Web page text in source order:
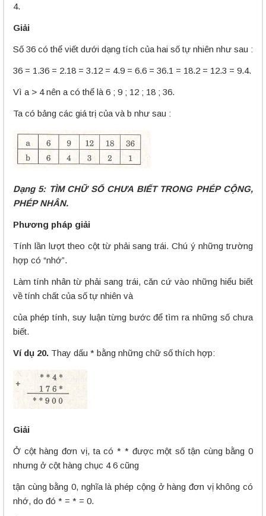
4.
Giải
Số 36 có thể viết dưới dạng tích của hai số tự nhiên như sau :
36 = 1.36 = 2.18 = 3.12 = 4.9 = 6.6 = 36.1 = 18.2 = 12.3 = 9.4.
Vì a > 4 nên a có thể là 6 ; 9 ; 12 ; 18 ; 36.
Ta có bảng các giá trị của và b như sau :
Dạng 5: TÌM CHỮ SỐ CHƯA BIẾT TRONG PHÉP CỘNG,
PHÉP NHÂN.
Phương pháp giải
Tính lần lượt theo cột từ phải sang trái. Chú ý những trường
hợp có “nhớ”.
Làm tính nhân từ phải sang trái, căn cứ vào những hiểu biết
về tính chất của số tự nhiên và
của phép tính, suy luận từng bước để tìm ra những số chưa
biết.
Ví dụ 20. Thay dấu * bằng những chữ số thích hợp:
Giải
Ở cột hàng đơn vị, ta có * * được một số tận cùng bằng 0
nhưng ở cột hàng chục 4 6 cũng
tận cùng bằng 0, nghĩa là phép cộng ở hàng đơn vị không có
nhớ, do đó * = * = 0.